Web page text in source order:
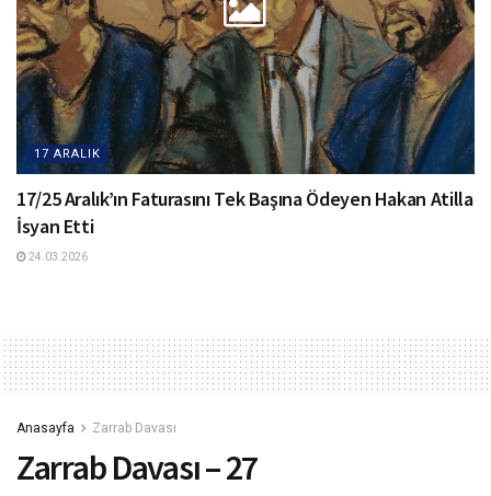
17 ARALIK
17/25 Aralık’ın Faturasını Tek Başına Ödeyen Hakan Atilla
İsyan Etti
24.03.2026
Anasayfa Zarrab Davası
Zarrab Davası – 27